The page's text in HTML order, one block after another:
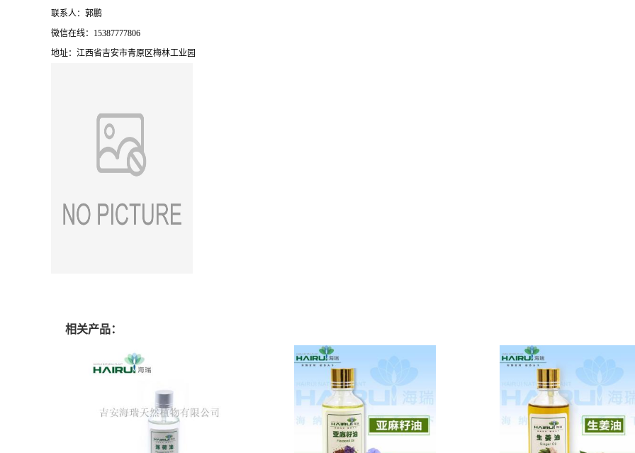
联系人：郭鹏
微信在线：15387777806
地址：江西省吉安市青原区梅林工业园
相关产品：